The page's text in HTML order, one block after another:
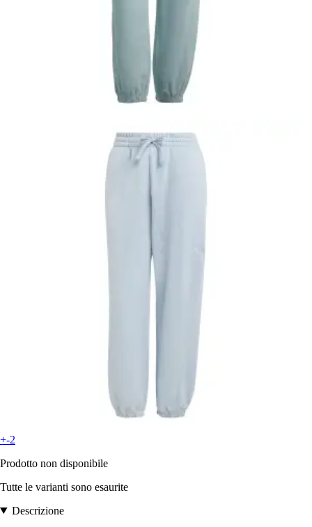
+-2
Prodotto non disponibile
Tutte le varianti sono esaurite
Descrizione